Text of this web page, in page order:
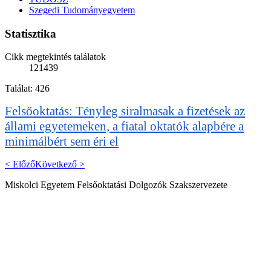
Szegedi Tudományegyetem
Statisztika
Cikk megtekintés találatok
121439
Találat: 426
Felsőoktatás: Tényleg siralmasak a fizetések az
állami egyetemeken, a fiatal oktatók alapbére a
minimálbért sem éri el
< ElőzőKövetkező >
Miskolci Egyetem Felsőoktatási Dolgozók Szakszervezete